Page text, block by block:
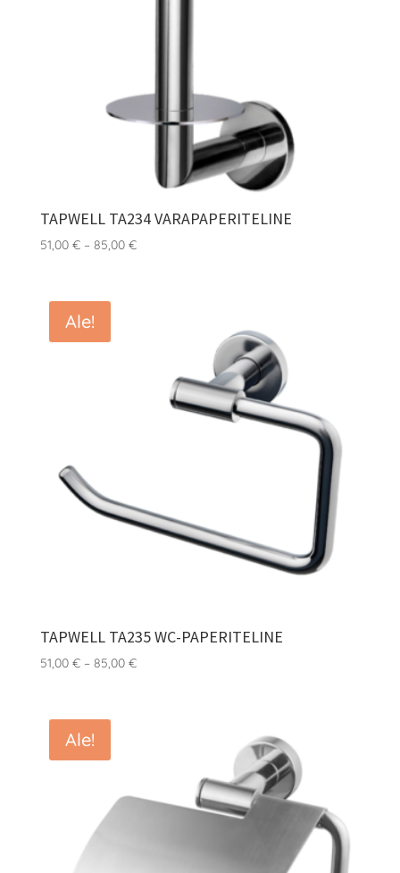
TAPWELL TA234 VARAPAPERITELINE
51,00 € – 85,00 €Hintaluokka:
Ale!
TAPWELL TA235 WC-PAPERITELINE
51,00 € – 85,00 €Hintaluokka:
Ale!